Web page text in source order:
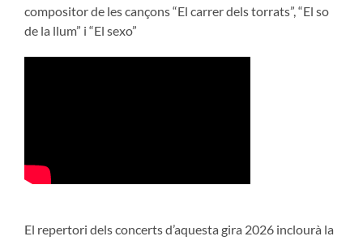
compositor de les cançons “El carrer dels torrats”, “El so
de la llum” i “El sexo”
El repertori dels concerts d’aquesta gira 2026 inclourà la